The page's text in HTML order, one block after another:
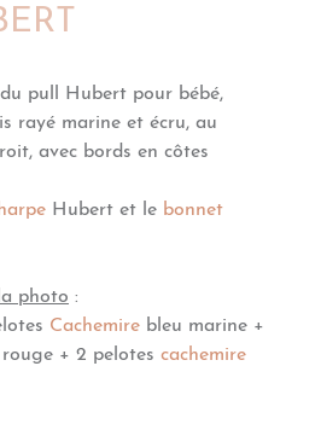
pull Hubert pour bébé,
rayé marine et écru, au
avec bords en côtes
Hubert et le bonnet
photo :
Cachemire bleu marine +
rouge + 2 pelotes cachemire